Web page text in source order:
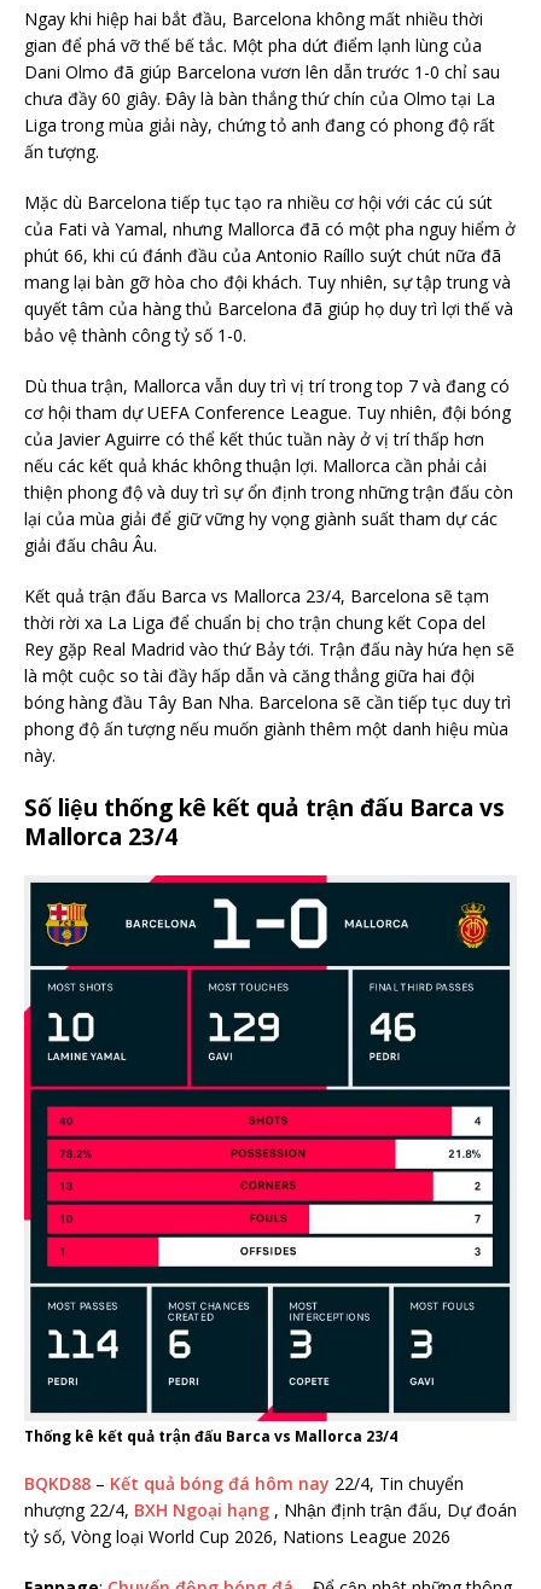
Ngay khi hiệp hai bắt đầu, Barcelona không mất nhiều thời
gian để phá vỡ thế bế tắc. Một pha dứt điểm lạnh lùng của
Dani Olmo đã giúp Barcelona vươn lên dẫn trước 1-0 chỉ sau
chưa đầy 60 giây. Đây là bàn thắng thứ chín của Olmo tại La
Liga trong mùa giải này, chứng tỏ anh đang có phong độ rất
ấn tượng.
Mặc dù Barcelona tiếp tục tạo ra nhiều cơ hội với các cú sút
của Fati và Yamal, nhưng Mallorca đã có một pha nguy hiểm ở
phút 66, khi cú đánh đầu của Antonio Raíllo suýt chút nữa đã
mang lại bàn gỡ hòa cho đội khách. Tuy nhiên, sự tập trung và
quyết tâm của hàng thủ Barcelona đã giúp họ duy trì lợi thế và
bảo vệ thành công tỷ số 1-0.
Dù thua trận, Mallorca vẫn duy trì vị trí trong top 7 và đang có
cơ hội tham dự UEFA Conference League. Tuy nhiên, đội bóng
của Javier Aguirre có thể kết thúc tuần này ở vị trí thấp hơn
nếu các kết quả khác không thuận lợi. Mallorca cần phải cải
thiện phong độ và duy trì sự ổn định trong những trận đấu còn
lại của mùa giải để giữ vững hy vọng giành suất tham dự các
giải đấu châu Âu.
Kết quả trận đấu Barca vs Mallorca 23/4, Barcelona sẽ tạm
thời rời xa La Liga để chuẩn bị cho trận chung kết Copa del
Rey gặp Real Madrid vào thứ Bảy tới. Trận đấu này hứa hẹn sẽ
là một cuộc so tài đầy hấp dẫn và căng thẳng giữa hai đội
bóng hàng đầu Tây Ban Nha. Barcelona sẽ cần tiếp tục duy trì
phong độ ấn tượng nếu muốn giành thêm một danh hiệu mùa
này.
Số liệu thống kê kết quả trận đấu Barca vs
Mallorca 23/4
Thống kê kết quả trận đấu Barca vs Mallorca 23/4
BQKD88 – Kết quả bóng đá hôm nay 22/4, Tin chuyển
nhượng 22/4, BXH Ngoại hạng , Nhận định trận đấu, Dự đoán
tỷ số, Vòng loại World Cup 2026, Nations League 2026